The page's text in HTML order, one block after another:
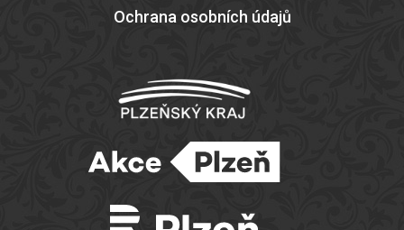
Ochrana osobních údajů